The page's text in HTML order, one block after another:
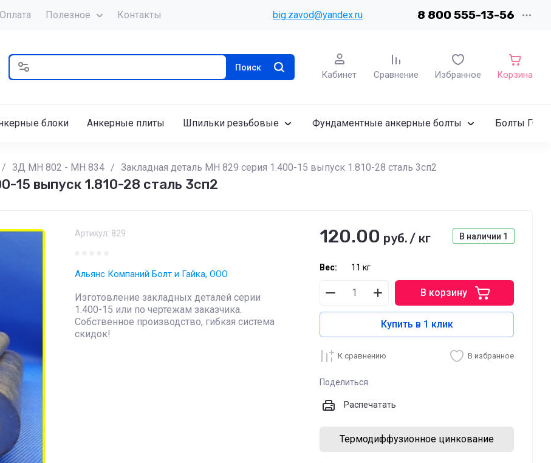
Оплата Полезное Контакты big.zavod@yandex.ru 8 800 555-13-56
Поиск
Кабинет Сравнение Избранное Корзина
блоки Анкерные плиты Шпильки резьбовые Фундаментные анкерные болты Болты
/ ЗД МН 802 - МН 834 / Закладная деталь МН 829 серия 1.400-15 выпуск 1.810-28 сталь 3сп2
15 выпуск 1.810-28 сталь 3сп2
Артикул: 829
Альянс Компаний Болт и Гайка, ООО
Изготовление закладных деталей серии
1.400-15 или по чертежам заказчика.
Собственное производство, гибкая система
скидок!
В наличии 1
120.00 руб. / кг
Вес: 11 кг
В корзину
Купить в 1 клик
К сравнению В избранное
Поделиться
Распечатать
Термодиффузионное цинкование